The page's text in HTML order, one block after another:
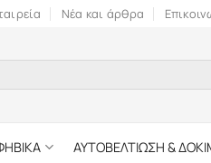
Νέα και άρθρα
ΑΥΤΟΒΕΛΤΙΩΣΗ &